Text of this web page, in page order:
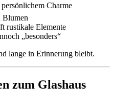
Charme
Blumen
rustikale Elemente
„besonders“
lange in Erinnerung bleibt.
zum Glashaus